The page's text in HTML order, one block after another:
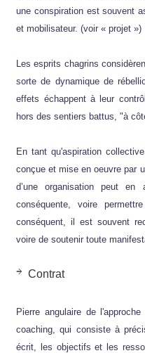
une conspiration est souvent
et mobilisateur. (voir « projet »)
Les esprits chagrins
sorte de dynamique de
effets échappent à leur
hors des sentiers battus, "à
En tant qu'aspiration
conçue et mise en oeuvre par
d’une organisation peut en
conséquente, voire
conséquent, il est souvent
voire de soutenir toute
Contrat
Pierre angulaire de
coaching, qui consiste à
écrit, les objectifs et les